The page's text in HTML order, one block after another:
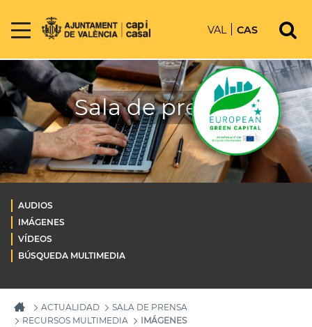
VAL CAS
Sala de prensa
AUDIOS
IMÁGENES
VÍDEOS
BÚSQUEDA MULTIMEDIA
ACTUALIDAD
SALA DE PRENSA
RECURSOS MULTIMEDIA
IMÁGENES